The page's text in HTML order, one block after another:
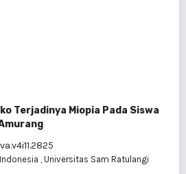
Terjadinya Miopia Pada Siswa
Indonesia , Universitas Sam Ratulangi